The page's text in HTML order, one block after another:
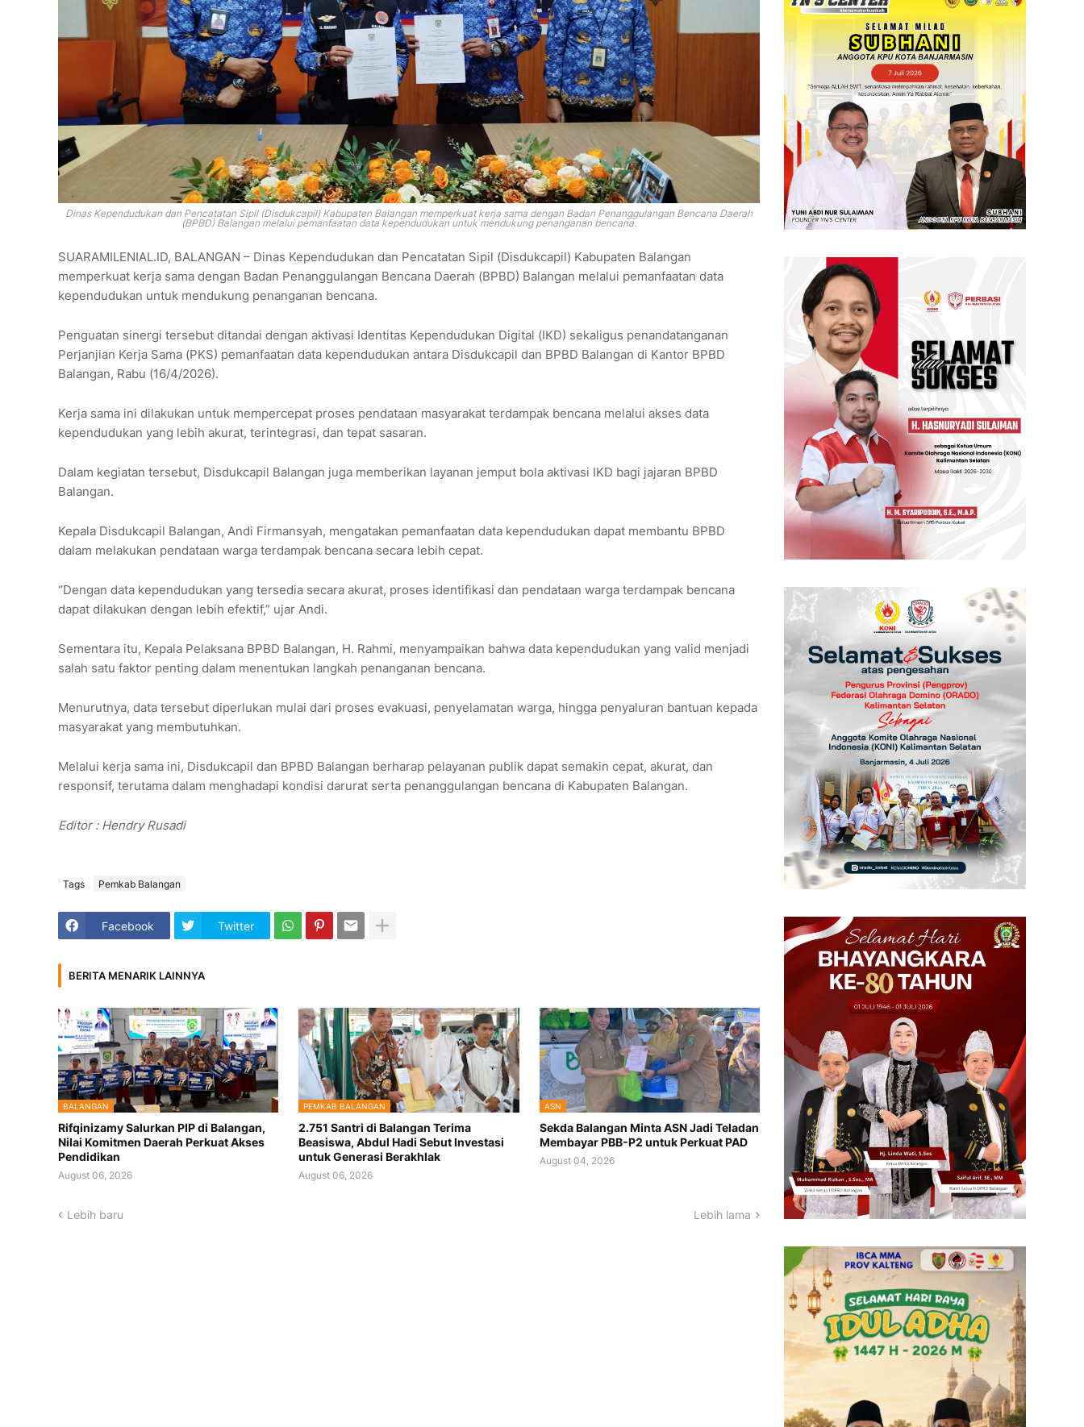
Dinas Kependudukan dan Pencatatan Sipil (Disdukcapil) Kabupaten Balangan memperkuat kerja sama dengan Badan Penanggulangan Bencana Daerah
(BPBD) Balangan melalui pemanfaatan data kependudukan untuk mendukung penanganan bencana.
SUARAMILENIAL.ID, BALANGAN – Dinas Kependudukan dan Pencatatan Sipil (Disdukcapil) Kabupaten Balangan
memperkuat kerja sama dengan Badan Penanggulangan Bencana Daerah (BPBD) Balangan melalui pemanfaatan data
kependudukan untuk mendukung penanganan bencana.
Penguatan sinergi tersebut ditandai dengan aktivasi Identitas Kependudukan Digital (IKD) sekaligus penandatanganan
Perjanjian Kerja Sama (PKS) pemanfaatan data kependudukan antara Disdukcapil dan BPBD Balangan di Kantor BPBD
Balangan, Rabu (16/4/2026).
Kerja sama ini dilakukan untuk mempercepat proses pendataan masyarakat terdampak bencana melalui akses data
kependudukan yang lebih akurat, terintegrasi, dan tepat sasaran.
Dalam kegiatan tersebut, Disdukcapil Balangan juga memberikan layanan jemput bola aktivasi IKD bagi jajaran BPBD
Balangan.
Kepala Disdukcapil Balangan, Andi Firmansyah, mengatakan pemanfaatan data kependudukan dapat membantu BPBD
dalam melakukan pendataan warga terdampak bencana secara lebih cepat.
“Dengan data kependudukan yang tersedia secara akurat, proses identifikasi dan pendataan warga terdampak bencana
dapat dilakukan dengan lebih efektif,” ujar Andi.
Sementara itu, Kepala Pelaksana BPBD Balangan, H. Rahmi, menyampaikan bahwa data kependudukan yang valid menjadi
salah satu faktor penting dalam menentukan langkah penanganan bencana.
Menurutnya, data tersebut diperlukan mulai dari proses evakuasi, penyelamatan warga, hingga penyaluran bantuan kepada
masyarakat yang membutuhkan.
Melalui kerja sama ini, Disdukcapil dan BPBD Balangan berharap pelayanan publik dapat semakin cepat, akurat, dan
responsif, terutama dalam menghadapi kondisi darurat serta penanggulangan bencana di Kabupaten Balangan.
Editor : Hendry Rusadi
Tags Pemkab Balangan
Facebook Twitter
BERITA MENARIK LAINNYA
BALANGAN
Rifqinizamy Salurkan PIP di Balangan,
Nilai Komitmen Daerah Perkuat Akses
Pendidikan
August 06, 2026
PEMKAB BALANGAN
2.751 Santri di Balangan Terima
Beasiswa, Abdul Hadi Sebut Investasi
untuk Generasi Berakhlak
August 06, 2026
ASN
Sekda Balangan Minta ASN Jadi Teladan
Membayar PBB-P2 untuk Perkuat PAD
August 04, 2026
Lebih baru Lebih lama